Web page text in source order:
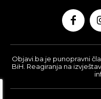
Objavi.ba je punopravni
BiH. Reagiranja na